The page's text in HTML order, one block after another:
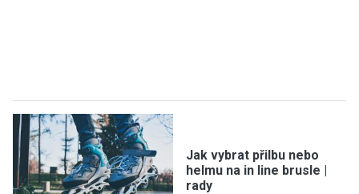
Jak vybrat přilbu nebo
helmu na in line brusle |
rady